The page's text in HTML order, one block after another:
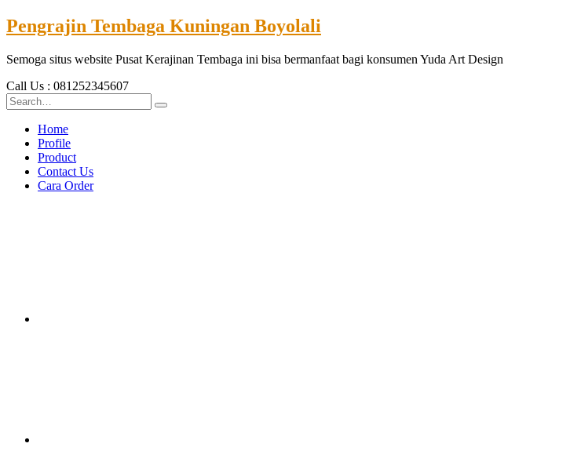
Pengrajin Tembaga Kuningan Boyolali
Semoga situs website Pusat Kerajinan Tembaga ini bisa bermanfaat bagi konsumen Yuda Art Design
Call Us : 081252345607
Home
Profile
Product
Contact Us
Cara Order